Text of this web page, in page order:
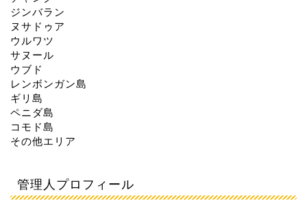
ジンバラン
ヌサドゥア
ウルワツ
サヌール
ウブド
レンボンガン島
ギリ島
ペニダ島
コモド島
その他エリア
管理人プロフィール